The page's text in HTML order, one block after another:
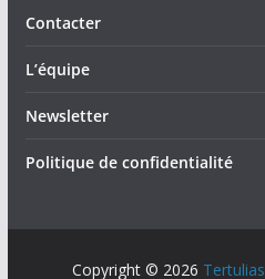
Contacter
L’équipe
Newsletter
Politique de confidentialité
Copyright © 2026 Tertulias